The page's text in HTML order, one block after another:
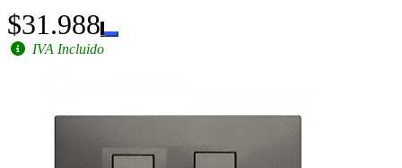
$31.988
IVA Incluido